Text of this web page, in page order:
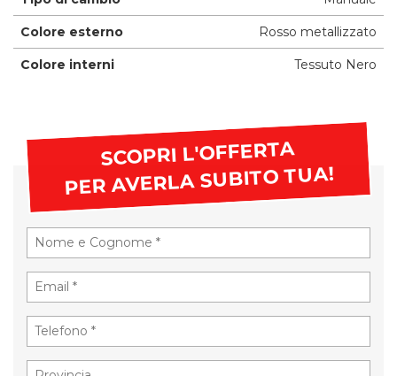
Colore esterno Rosso metallizzato
Colore interni Tessuto Nero
SCOPRI L'OFFERTA
PER AVERLA SUBITO TUA!